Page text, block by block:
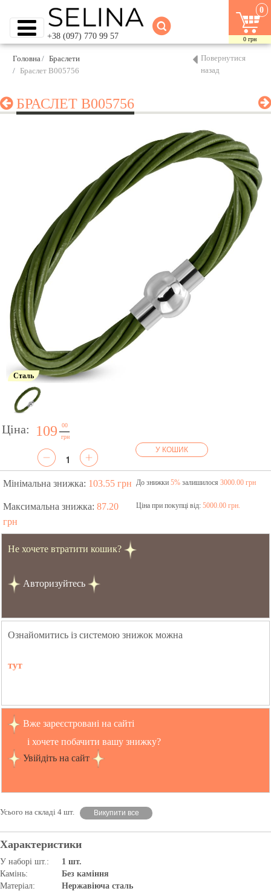
+38 (097) 770 99 57
0
0 грн
Головна
Браслети
Браслет B005756
Повернутися
назад
БРАСЛЕТ B005756
Сталь
Ціна: 109
00
грн
У КОШИК
Мінімальна знижка: 103.55 грн До знижки 5%залишилося 3000.00 грн
Максимальна знижка: 87.20
грн
Ціна при покупці від: 5000.00 грн.
Не хочете втратити кошик?
Авторизуйтесь
Ознайомитись із системою знижок можна
тут
Вже зареєстровані на сайті
і хочете побачити вашу знижку?
Увійдіть на сайт
Усього на складі 4 шт. Викупити все
Характеристики
У наборі шт.:
1 шт.
Камінь:
Без каміння
Матеріал:
Нержавіюча сталь